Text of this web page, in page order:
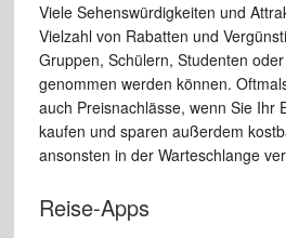
Viele Sehenswürdigkeiten und
Vielzahl von Rabatten und
Gruppen, Schülern, Studenten
genommen werden können.
auch Preisnachlässe, wenn Sie Ihr
kaufen und sparen außerdem
ansonsten in der Warteschlange
Reise-Apps